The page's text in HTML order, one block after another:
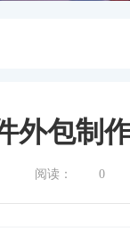
外包制
阅读： 0